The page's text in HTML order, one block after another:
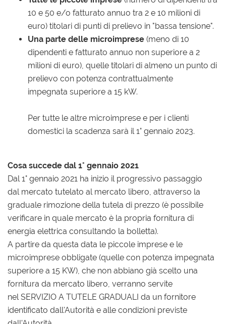
10 e 50 e/o fatturato annuo tra 2 e 10 milioni di
euro) titolari di punti di prelievo in "bassa tensione".
Una parte delle microimprese (meno di 10
dipendenti e fatturato annuo non superiore a 2
milioni di euro), quelle titolari di almeno un punto di
prelievo con potenza contrattualmente
impegnata superiore a 15 kW.
Per tutte le altre microimprese e per i clienti
domestici la scadenza sarà il 1° gennaio 2023.
Cosa succede dal 1° gennaio 2021
Dal 1° gennaio 2021 ha inizio il progressivo passaggio
dal mercato tutelato al mercato libero, attraverso la
graduale rimozione della tutela di prezzo (è possibile
verificare in quale mercato è la propria fornitura di
energia elettrica consultando la bolletta).
A partire da questa data le piccole imprese e le
microimprese obbligate (quelle con potenza impegnata
superiore a 15 KW), che non abbiano già scelto una
fornitura da mercato libero, verranno servite
nel SERVIZIO A TUTELE GRADUALI da un fornitore
identificato dall'Autorità e alle condizioni previste